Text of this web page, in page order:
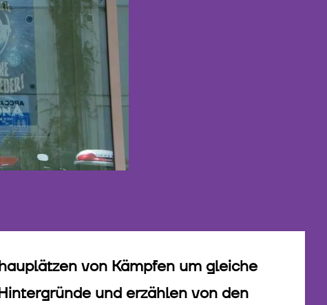
von Kämpfen um gleiche
und erzählen von den